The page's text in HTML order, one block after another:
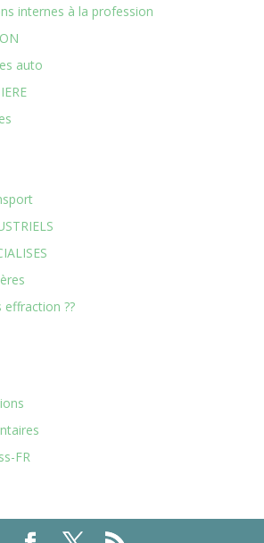
internes à la profession
auto
effraction ??
FR